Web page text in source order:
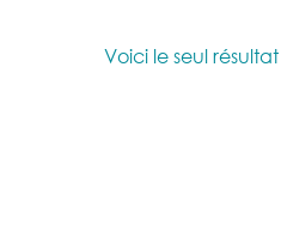
Voici le seul résultat